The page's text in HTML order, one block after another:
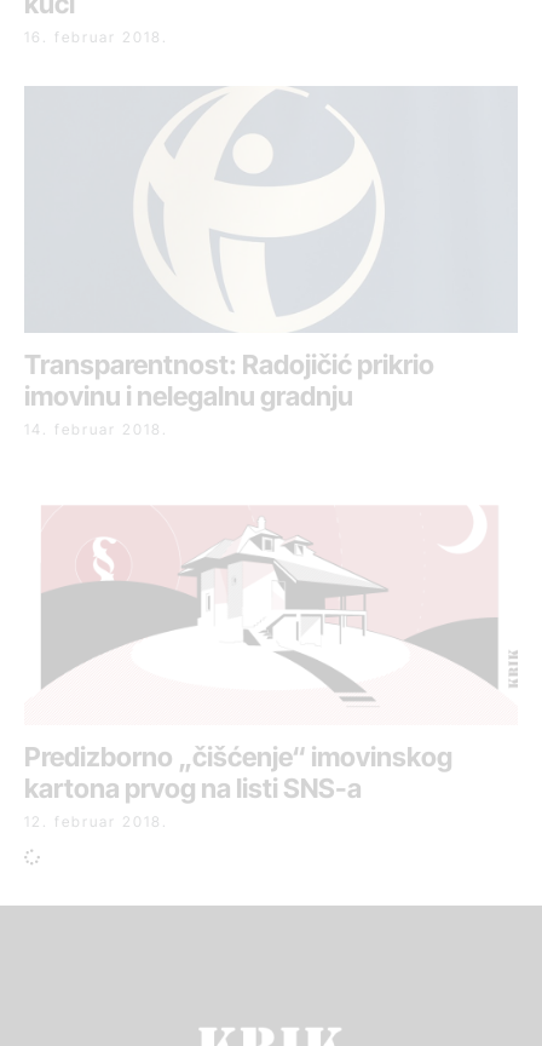
16. februar 2018.
Transparentnost: Radojičić prikrio
imovinu i nelegalnu gradnju
14. februar 2018.
Predizborno „čišćenje“ imovinskog
kartona prvog na listi SNS-a
12. februar 2018.